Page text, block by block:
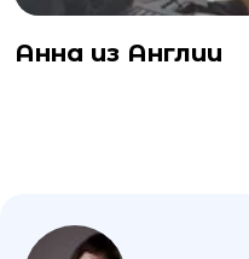
Анна из Англии